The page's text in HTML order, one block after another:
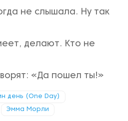
не слышала. Ну так
делают. Кто не
«Да пошел ты!»
день (One Day)
Эмма Морли